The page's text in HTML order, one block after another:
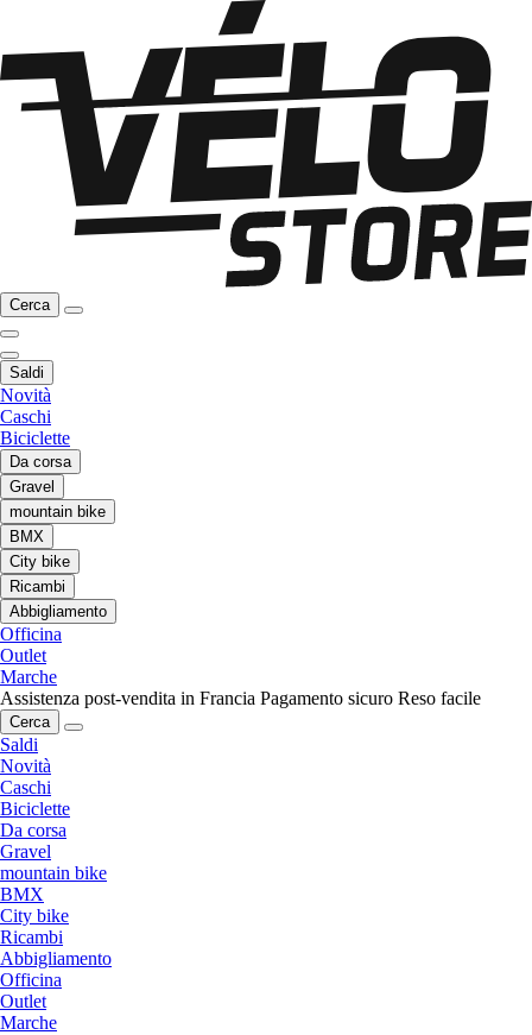
Cerca
Saldi
Novità
Caschi
Biciclette
Da corsa
Gravel
mountain bike
BMX
City bike
Ricambi
Abbigliamento
Officina
Outlet
Marche
Assistenza post-vendita in Francia Pagamento sicuro Reso facile
Cerca
Saldi
Novità
Caschi
Biciclette
Da corsa
Gravel
mountain bike
BMX
City bike
Ricambi
Abbigliamento
Officina
Outlet
Marche